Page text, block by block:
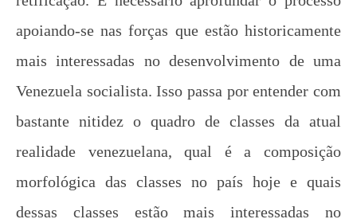
apoiando-se nas forças que estão historicamente
mais interessadas no desenvolvimento de uma
Venezuela socialista. Isso passa por entender com
bastante nitidez o quadro de classes da atual
realidade venezuelana, qual é a composição
morfológica das classes no país hoje e quais
dessas classes estão mais interessadas no